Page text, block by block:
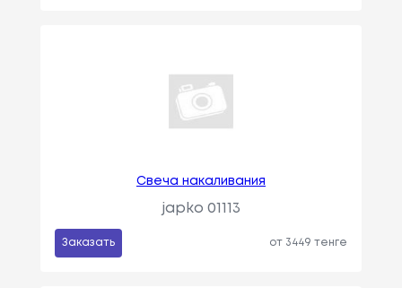
Свеча накаливания
japko 01113
Заказать от 3449 тенге